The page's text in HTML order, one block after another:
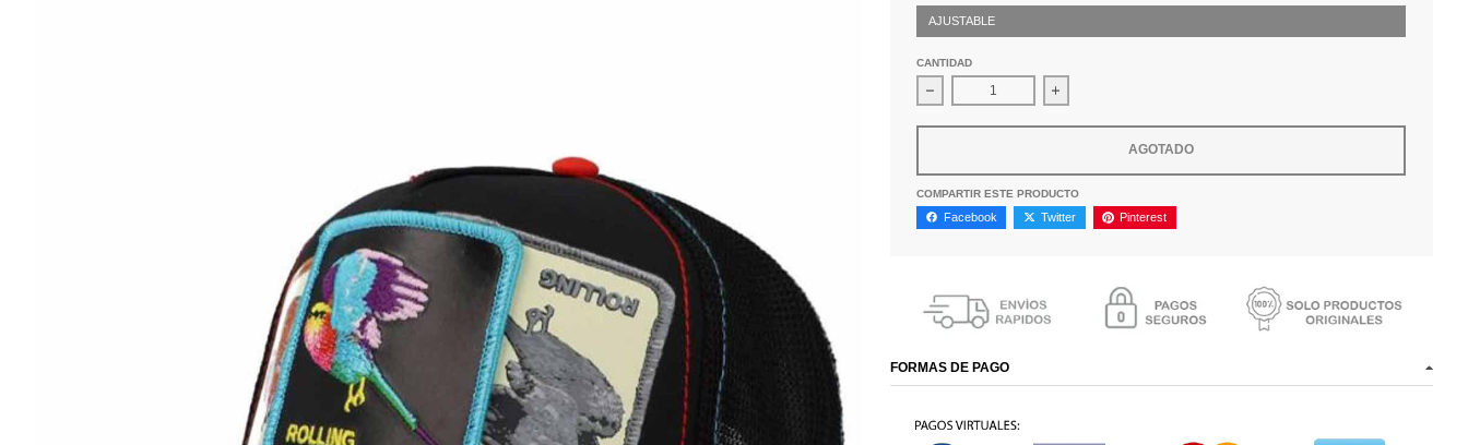
AJUSTABLE
CANTIDAD
Disminuir cantidad para Gorra Goorin Bros Rrolling Black
Aumentar la cantidad para Gorra Goorin Bros Rrolling Black
AGOTADO
COMPARTIR ESTE PRODUCTO
Facebook Twitter Pinterest
FORMAS DE PAGO